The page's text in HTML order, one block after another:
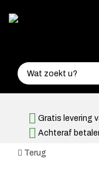
Gratis levering
Achteraf
Terug